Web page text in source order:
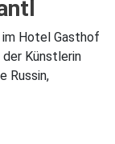
im Hotel Gasthof
der Künstlerin
Russin,